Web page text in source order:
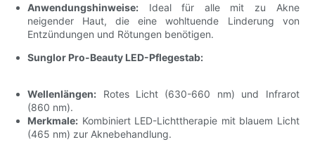
Anwendungshinweise: Ideal für alle mit zu Akne
neigender Haut, die eine wohltuende Linderung von
Entzündungen und Rötungen benötigen.
Sunglor Pro-Beauty LED-Pflegestab:
Wellenlängen: Rotes Licht (630-660 nm) und Infrarot
(860 nm).
Merkmale: Kombiniert LED-Lichttherapie mit blauem Licht
(465 nm) zur Aknebehandlung.